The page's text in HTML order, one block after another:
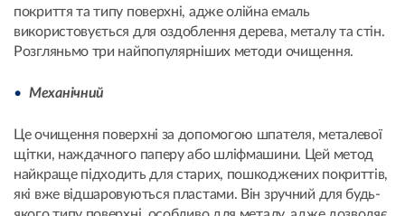
покриття та типу поверхні, адже олійна емаль
використовується для оздоблення дерева, металу та стін.
Розгляньмо три найпопулярніших методи очищення.
Механічний
Це очищення поверхні за допомогою шпателя, металевої
щітки, наждачного паперу або шліфмашини. Цей метод
найкраще підходить для старих, пошкоджених покриттів,
які вже відшаровуються пластами. Він зручний для будь-